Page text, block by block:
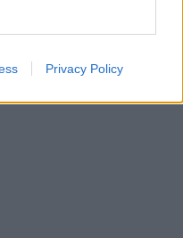
Privacy Policy